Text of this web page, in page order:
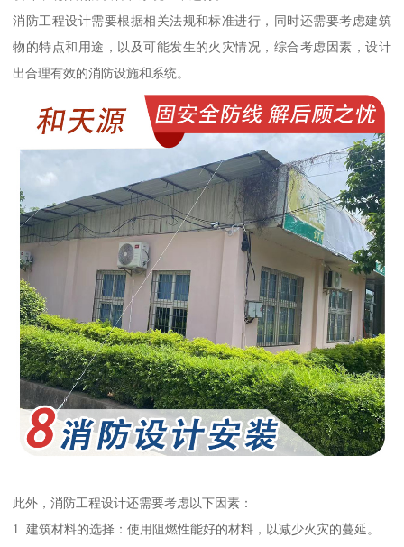
消防工程设计需要根据相关法规和标准进行，同时还需要考虑建筑
物的特点和用途，以及可能发生的火灾情况，综合考虑因素，设计
出合理有效的消防设施和系统。
此外，消防工程设计还需要考虑以下因素：
1. 建筑材料的选择：使用阻燃性能好的材料，以减少火灾的蔓延。